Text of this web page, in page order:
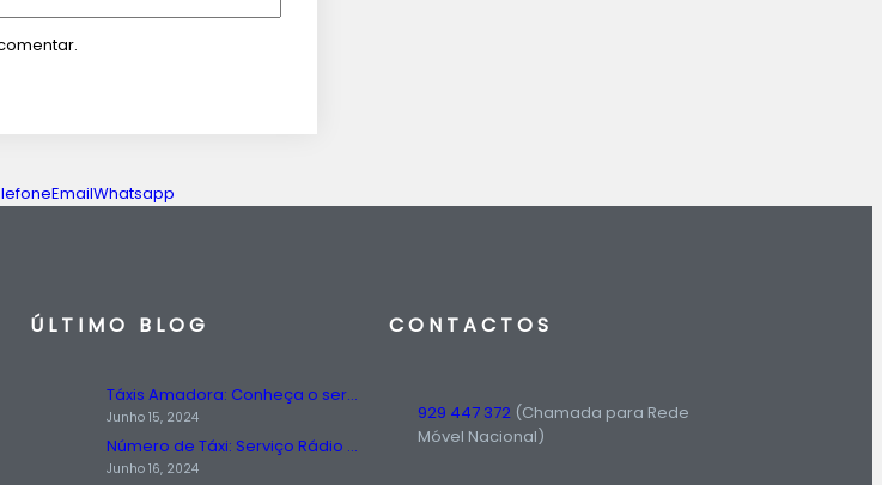
EmailWhatsapp
ÚLTIMO BLOG
Táxis Amadora: Conheça o serviço de táxi prestado na região da Amadora.
Junho 15, 2024
Número de Táxi: Serviço Rádio Táxi em Lisboa, Entre em Contato Agora!
Junho 16, 2024
CONTACTOS
929 447 372 (Chamada para Rede
Móvel Nacional)